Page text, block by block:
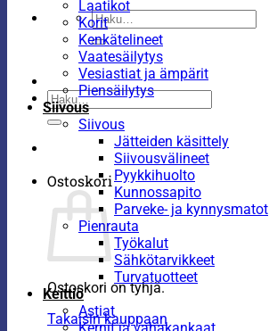
Etsi:
Etsi:
Ostoskori
Ostoskori on tyhjä.
Takaisin kauppaan
Laatikot
Korit
Kenkätelineet
Vaatesäilytys
Vesiastiat ja ämpärit
Piensäilytys
Siivous
Siivous
Jätteiden käsittely
Siivousvälineet
Pyykkihuolto
Kunnossapito
Parveke- ja kynnysmatot
Pienrauta
Työkalut
Sähkötarvikkeet
Turvatuotteet
Keittiö
Astiat